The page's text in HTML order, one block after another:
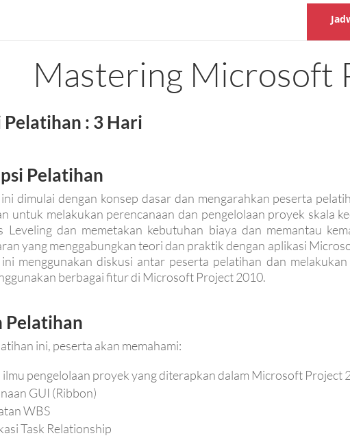
Mastering Microsoft
Pelatihan : 3 Hari
Pelatihan
dimulai dengan konsep dasar dan mengarahkan peserta
untuk melakukan perencanaan dan pengelolaan proyek skala
Leveling dan memetakan kebutuhan biaya dan memantau
yang menggabungkan teori dan praktik dengan aplikasi
menggunakan diskusi antar peserta pelatihan dan
berbagai fitur di Microsoft Project 2010.
Pelatihan
ini, peserta akan memahami:
pengelolaan proyek yang diterapkan dalam Microsoft Project
GUI (Ribbon)
WBS
Task Relationship